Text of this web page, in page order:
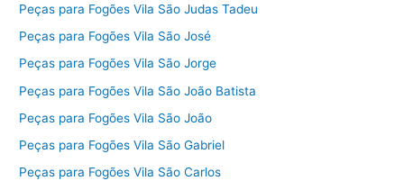
Peças para Fogões Vila São Judas Tadeu
Peças para Fogões Vila São José
Peças para Fogões Vila São Jorge
Peças para Fogões Vila São João Batista
Peças para Fogões Vila São João
Peças para Fogões Vila São Gabriel
Peças para Fogões Vila São Carlos